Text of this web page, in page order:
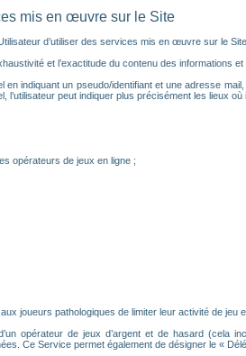
mis en œuvre sur le Site
d’utiliser des services mis en œuvre sur le Site.
et l’exactitude du contenu des informations
en indiquant un pseudo/identifiant et une adresse
peut indiquer plus précisément les lieux où
opérateurs de jeux en ligne ;
joueurs pathologiques de limiter leur activité de jeu
opérateur de jeux d’argent et de hasard
Ce Service permet également de désigner le «